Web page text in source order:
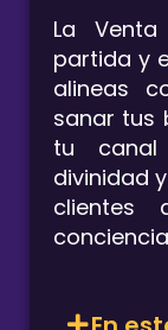
La
partida y
alineas
sanar tus
tu canal
divinidad
clientes